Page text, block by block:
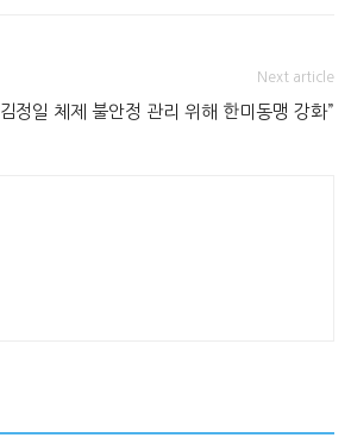
Next article
정일 체제 불안정 관리 위해 한미동맹 강화”